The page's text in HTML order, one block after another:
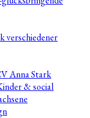
verschiedener
Anna Stark
& social